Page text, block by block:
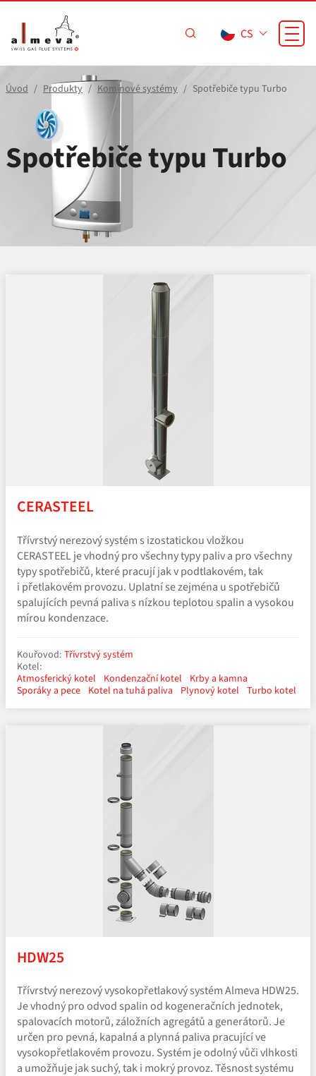
CS
Úvod Produkty Komínové systémy Spotřebiče typu Turbo
Spotřebiče typu Turbo
CERASTEEL
Třívrstvý nerezový systém s izostatickou vložkou
CERASTEEL je vhodný pro všechny typy paliv a pro všechny
typy spotřebičů, které pracují jak v podtlakovém, tak
i přetlakovém provozu. Uplatní se zejména u spotřebičů
spalujících pevná paliva s nízkou teplotou spalin a vysokou
mírou kondenzace.
Kouřovod: Třívrstvý systém
Kotel:
Atmosferický kotel
Kondenzační kotel
Krby a kamna
Sporáky a pece Kotel na tuhá paliva Plynový kotel Turbo kotel
HDW25
Třívrstvý nerezový vysokopřetlakový systém Almeva HDW25.
Je vhodný pro odvod spalin od kogeneračních jednotek,
spalovacích motorů, záložních agregátů a generátorů. Je
určen pro pevná, kapalná a plynná paliva pracující ve
vysokopřetlakovém provozu. Systém je odolný vůči vlhkosti
a umožňuje jak suchý, tak i mokrý provoz. Těsnost systému